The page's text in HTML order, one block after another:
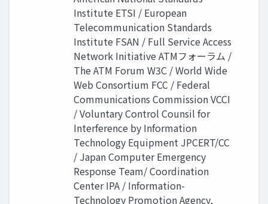
Institute ETSI / European
Telecommunication Standards
Institute FSAN / Full Service Access
Network Initiative ATMフォーラム /
The ATM Forum W3C / World Wide
Web Consortium FCC / Federal
Communications Commission VCCI
/ Voluntary Control Counsil for
Interference by Information
Technology Equipment JPCERT/CC
/ Japan Computer Emergency
Response Team/ Coordination
Center IPA / Information-
Technology Promotion Agency,